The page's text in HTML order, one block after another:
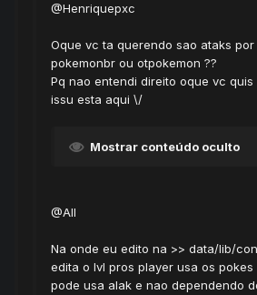
@Henriquepxc
Oque vc ta querendo sao ataks
pokemonbr ou otpokemon ??
Pq nao entendi direito oque vc
issu esta aqui \/
Mostrar conteúdo oculto
@All
Na onde eu edito na >> data/lib/
edita o lvl pros player usa os pokes
pode usa alak e nao dependendo